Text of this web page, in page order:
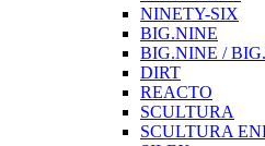
NINETY-SIX
BIG.NINE
BIG.NINE /
DIRT
REACTO
SCULTURA
SCULTURA